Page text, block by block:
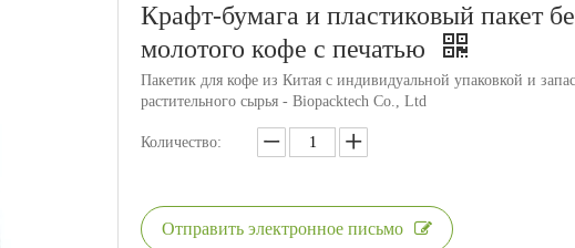
Крафт-бумага и пластиковый пакет
молотого кофе с печатью
Пакетик для кофе из Китая с индивидуальной упаковкой и
растительного сырья - Biopacktech Co., Ltd
Количество:
Отправить электронное письмо